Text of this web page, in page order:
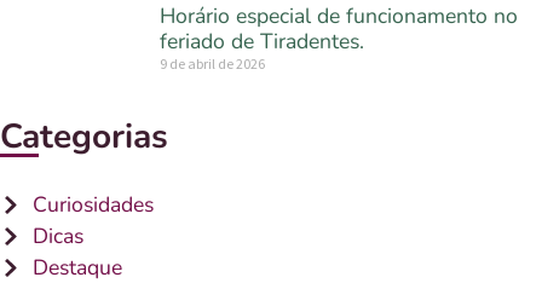
Horário especial de funcionamento no
feriado de Tiradentes.
9 de abril de 2026
Categorias
Curiosidades
Dicas
Destaque